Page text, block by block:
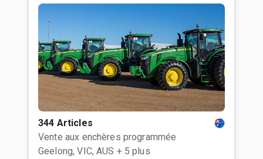
344 Articles
Vente aux enchères programmée
Geelong, VIC, AUS + 5 plus